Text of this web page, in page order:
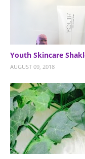
Youth Skincare
AUGUST 09, 2018